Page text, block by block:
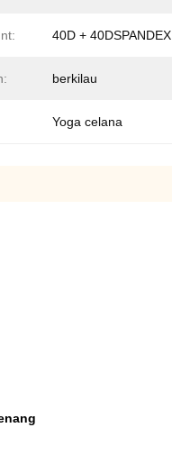
40D + 40DSPANDEX
berkilau
Yoga celana